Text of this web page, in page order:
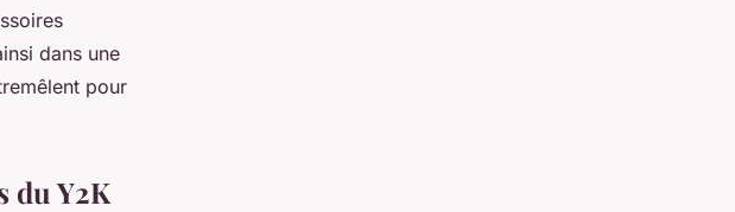
dans une
pour
du Y2K